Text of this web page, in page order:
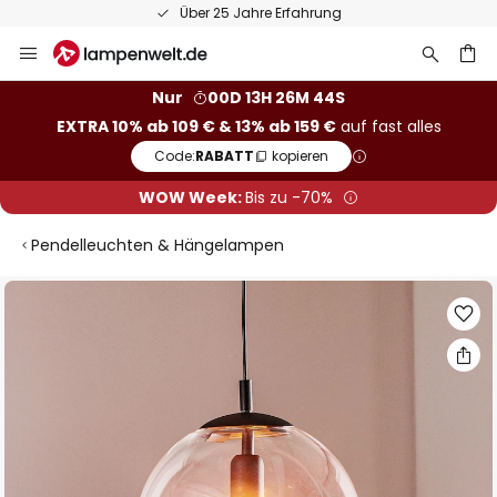
Über 25 Jahre Erfahrung
Inhalt
Nur
00D 13H 26M 43S
EXTRA 10% ab 109 € & 13% ab 159 €auf fast alles
Code:RABATT kopieren
WOW Week:Bis zu -70%
Pendelleuchten & Hängelampen
Zum